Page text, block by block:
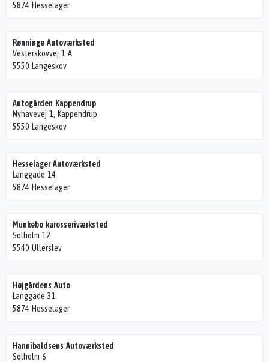
5874 Hesselager
Rønninge Autoværksted
Vesterskovvej 1 A
5550 Langeskov
Autogården Kappendrup
Nyhavevej 1, Kappendrup
5550 Langeskov
Hesselager Autoværksted
Langgade 14
5874 Hesselager
Munkebo karosseriværksted
Solholm 12
5540 Ullerslev
Højgårdens Auto
Langgade 31
5874 Hesselager
Hannibaldsens Autoværksted
Solholm 6